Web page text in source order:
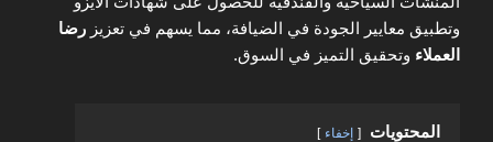
وتطبيق معايير الجودة في الضيافة، مما يسهم في تعزيز رضا
العملاء وتحقيق التميز في السوق.
المحتويات إخفاء